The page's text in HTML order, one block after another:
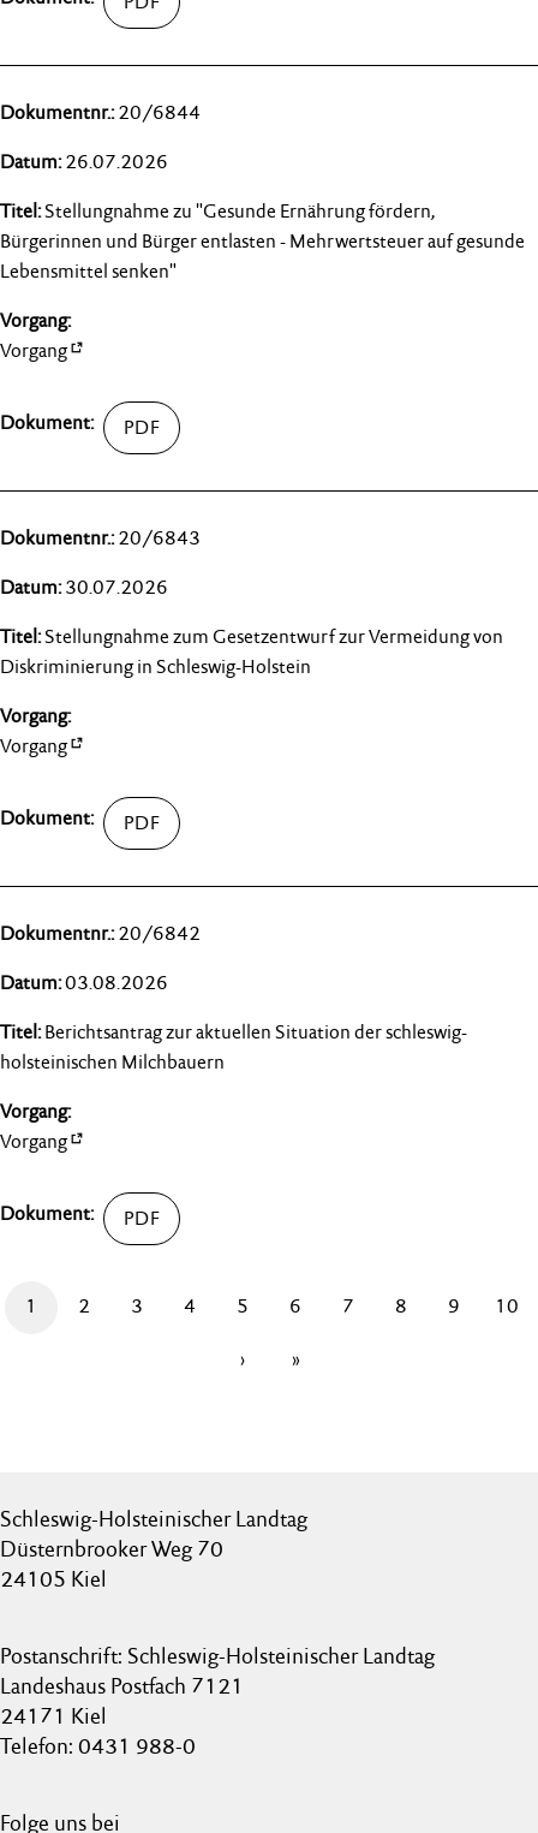
20/6844
26.07.2026
Stellungnahme zu "Gesunde Ernährung fördern,
Bürgerinnen und Bürger entlasten - Mehrwertsteuer auf gesunde
Lebensmittel senken"
Vorgang
20/6843
30.07.2026
Stellungnahme zum Gesetzentwurf zur Vermeidung von
Diskriminierung in Schleswig-Holstein
Vorgang
20/6842
03.08.2026
Berichtsantrag zur aktuellen Situation der schleswig-
holsteinischen Milchbauern
Vorgang
1 2 3 4 5 6 7 8 9 10
› »
Schleswig-Holsteinischer Landtag
Düsternbrooker Weg 70
24105 Kiel
Postanschrift: Schleswig-Holsteinischer Landtag
Landeshaus Postfach 7121
24171 Kiel
Telefon: 0431 988-0
Folge uns bei